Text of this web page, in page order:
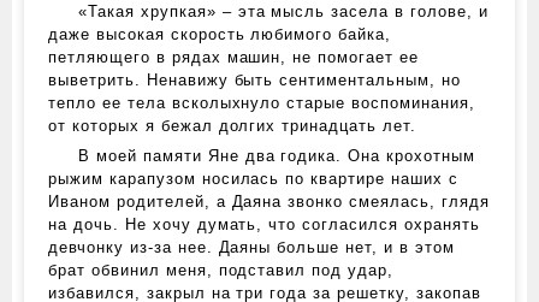
«Такая хрупкая» – эта мысль засела в голове, и
даже высокая скорость любимого байка,
петляющего в рядах машин, не помогает ее
выветрить. Ненавижу быть сентиментальным, но
тепло ее тела всколыхнуло старые воспоминания,
от которых я бежал долгих тринадцать лет.
В моей памяти Яне два годика. Она крохотным
рыжим карапузом носилась по квартире наших с
Иваном родителей, а Даяна звонко смеялась, глядя
на дочь. Не хочу думать, что согласился охранять
девчонку из-за нее. Даяны больше нет, и в этом
брат обвинил меня, подставил под удар,
избавился, закрыл на три года за решетку, закопав